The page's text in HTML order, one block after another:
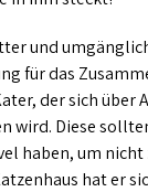
und
für das
der sich über
wird. Diese
haben, um nicht
hat er